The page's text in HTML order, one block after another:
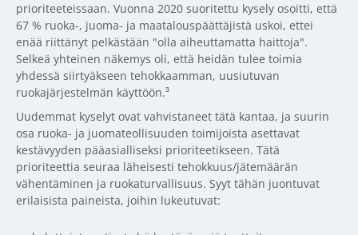
prioriteeteissaan. Vuonna 2020 suoritettu kysely osoitti, että
67 % ruoka-, juoma- ja maatalouspäättäjistä uskoi, ettei
enää riittänyt pelkästään "olla aiheuttamatta haittoja".
Selkeä yhteinen näkemys oli, että heidän tulee toimia
yhdessä siirtyäkseen tehokkaamman, uusiutuvan
ruokajärjestelmän käyttöön.³
Uudemmat kyselyt ovat vahvistaneet tätä kantaa, ja suurin
osa ruoka- ja juomateollisuuden toimijoista asettavat
kestävyyden pääasialliseksi prioriteetikseen. Tätä
prioriteettia seuraa läheisesti tehokkuus/jätemäärän
vähentäminen ja ruokaturvallisuus. Syyt tähän juontuvat
erilaisista paineista, joihin lukeutuvat: